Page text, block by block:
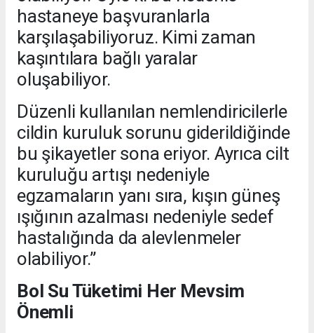
hastaneye başvuranlarla
karşılaşabiliyoruz. Kimi zaman
kaşıntılara bağlı yaralar
oluşabiliyor.
Düzenli kullanılan nemlendiricilerle
cildin kuruluk sorunu giderildiğinde
bu şikayetler sona eriyor. Ayrıca cilt
kuruluğu artışı nedeniyle
egzamaların yanı sıra, kışın güneş
ışığının azalması nedeniyle sedef
hastalığında da alevlenmeler
olabiliyor.”
Bol Su Tüketimi Her Mevsim
Önemli